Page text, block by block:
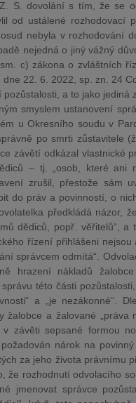
S. dovolání s tím, že se
od ustálené rozhodovací
nebyla v rozhodování
nejedná o jiný vážný
c) zákona o zvláštních
22. 6. 2022, sp. zn. 24
a to jako jediná
smyslem ustanovení
u Okresního soudu v
po smrti zůstavitele
závětí odkázal vlastnické
– tj. „osob, které ani
zrušil, přestože sám
do práv a povinností, o
předkládá názor,
dědiců, popř. věřitelů“, a
řízení přihlášeni nejsou
správcem odmítá“.
hrazení nákladů
této části
a „je nezákonné“.
a žalované „práva
závěti sepsané formou
nárok na
za jeho života právnímu
že rozhodnutí odvolacího
jmenovat správce